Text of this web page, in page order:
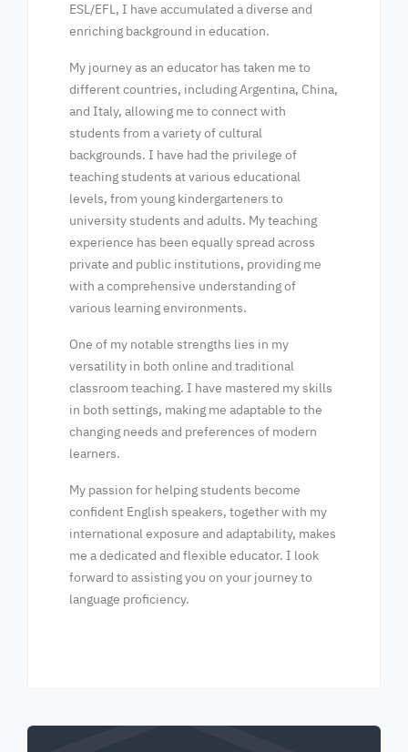
ESL/EFL, I have accumulated a diverse and
enriching background in education.
My journey as an educator has taken me to
different countries, including Argentina, China,
and Italy, allowing me to connect with
students from a variety of cultural
backgrounds. I have had the privilege of
teaching students at various educational
levels, from young kindergarteners to
university students and adults. My teaching
experience has been equally spread across
private and public institutions, providing me
with a comprehensive understanding of
various learning environments.
One of my notable strengths lies in my
versatility in both online and traditional
classroom teaching. I have mastered my skills
in both settings, making me adaptable to the
changing needs and preferences of modern
learners.
My passion for helping students become
confident English speakers, together with my
international exposure and adaptability, makes
me a dedicated and flexible educator. I look
forward to assisting you on your journey to
language proficiency.